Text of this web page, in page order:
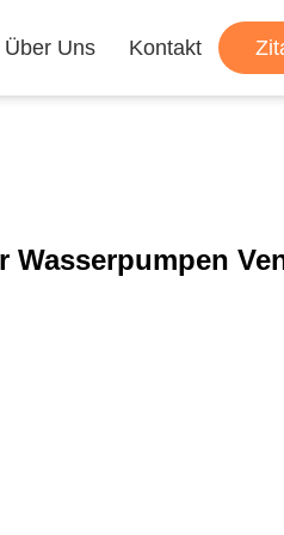
Über Uns Kontakt
Wasserpumpen